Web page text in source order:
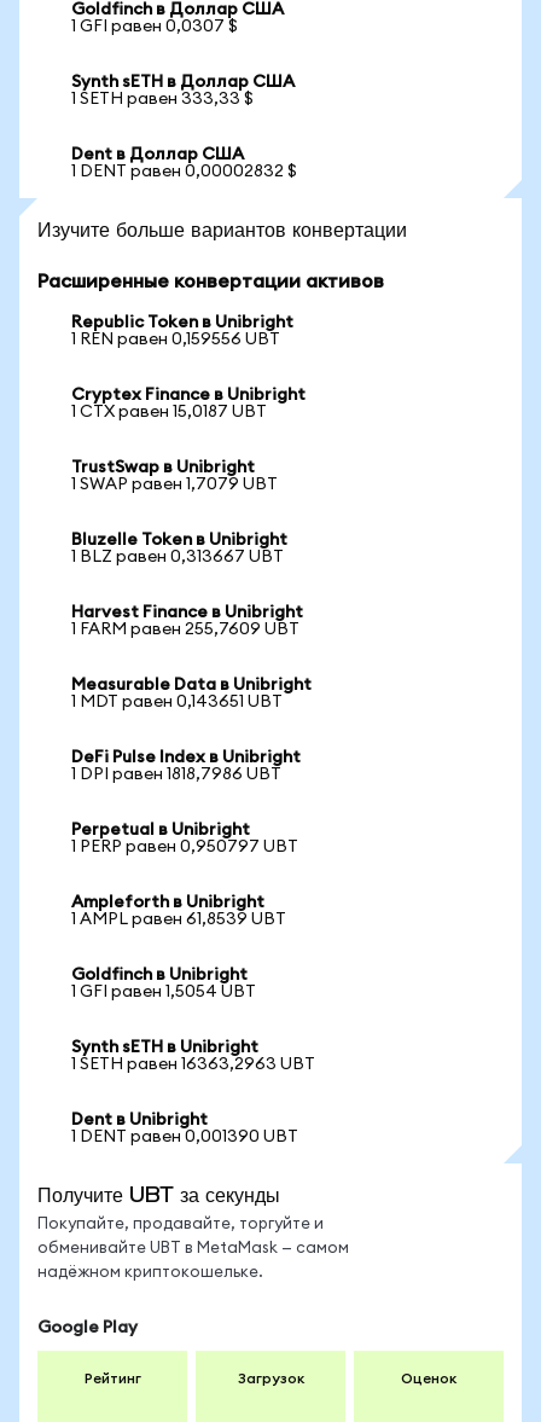
Goldfinch в Доллар США
1 GFI равен 0,0307 $
Synth sETH в Доллар США
1 SETH равен 333,33 $
Dent в Доллар США
1 DENT равен 0,00002832 $
Изучите больше вариантов конвертации
Расширенные конвертации активов
Republic Token в Unibright
1 REN равен 0,159556 UBT
Cryptex Finance в Unibright
1 CTX равен 15,0187 UBT
TrustSwap в Unibright
1 SWAP равен 1,7079 UBT
Bluzelle Token в Unibright
1 BLZ равен 0,313667 UBT
Harvest Finance в Unibright
1 FARM равен 255,7609 UBT
Measurable Data в Unibright
1 MDT равен 0,143651 UBT
DeFi Pulse Index в Unibright
1 DPI равен 1818,7986 UBT
Perpetual в Unibright
1 PERP равен 0,950797 UBT
Ampleforth в Unibright
1 AMPL равен 61,8539 UBT
Goldfinch в Unibright
1 GFI равен 1,5054 UBT
Synth sETH в Unibright
1 SETH равен 16363,2963 UBT
Dent в Unibright
1 DENT равен 0,001390 UBT
Получите UBT за секунды
Покупайте, продавайте, торгуйте и
обменивайте UBT в MetaMask — самом
надёжном криптокошельке.
Google Play
Рейтинг Загрузок Оценок